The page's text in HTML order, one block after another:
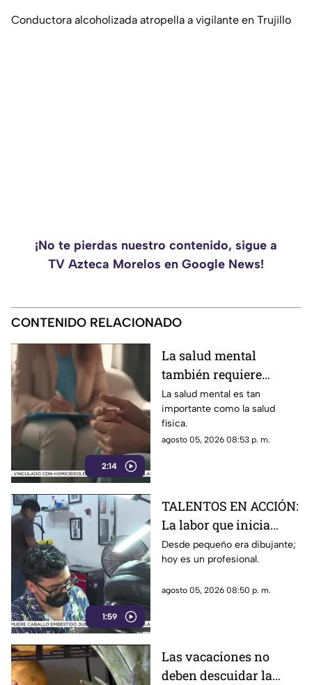
Conductora alcoholizada atropella a vigilante en Trujillo
¡No te pierdas nuestro contenido, sigue a
TV Azteca Morelos en Google News!
CONTENIDO RELACIONADO
2:14
La salud mental
también requiere
atención
La salud mental es tan
importante como la salud
física.
agosto 05, 2026 08:53 p. m.
1:59
TALENTOS EN ACCIÓN:
La labor que inicia
desde la creatividad
Desde pequeño era dibujante;
hoy es un profesional.
agosto 05, 2026 08:50 p. m.
Las vacaciones no
deben descuidar la